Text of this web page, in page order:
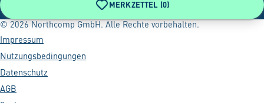
MERKZETTEL (0)
© 2026 Northcomp GmbH. Alle Rechte vorbehalten.
Impressum
Nutzungsbedingungen
Datenschutz
AGB